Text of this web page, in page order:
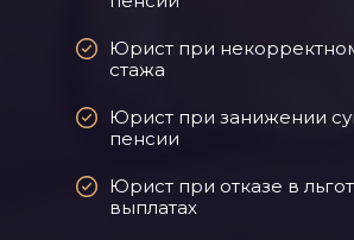
Юрист при занижении
пенсии
Юрист при
стажа
Юрист при отказе в
выплатах